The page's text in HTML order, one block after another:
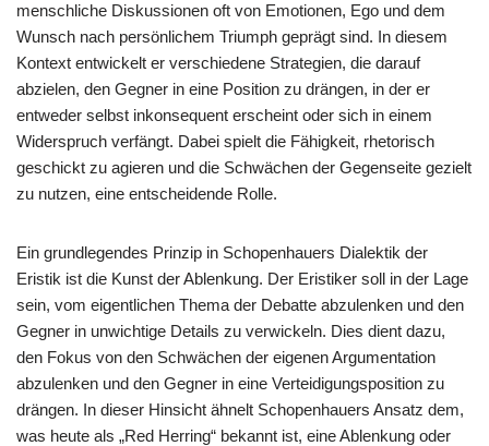
menschliche Diskussionen oft von Emotionen, Ego und dem
Wunsch nach persönlichem Triumph geprägt sind. In diesem
Kontext entwickelt er verschiedene Strategien, die darauf
abzielen, den Gegner in eine Position zu drängen, in der er
entweder selbst inkonsequent erscheint oder sich in einem
Widerspruch verfängt. Dabei spielt die Fähigkeit, rhetorisch
geschickt zu agieren und die Schwächen der Gegenseite gezielt
zu nutzen, eine entscheidende Rolle.
Ein grundlegendes Prinzip in Schopenhauers Dialektik der
Eristik ist die Kunst der Ablenkung. Der Eristiker soll in der Lage
sein, vom eigentlichen Thema der Debatte abzulenken und den
Gegner in unwichtige Details zu verwickeln. Dies dient dazu,
den Fokus von den Schwächen der eigenen Argumentation
abzulenken und den Gegner in eine Verteidigungsposition zu
drängen. In dieser Hinsicht ähnelt Schopenhauers Ansatz dem,
was heute als „Red Herring“ bekannt ist, eine Ablenkung oder